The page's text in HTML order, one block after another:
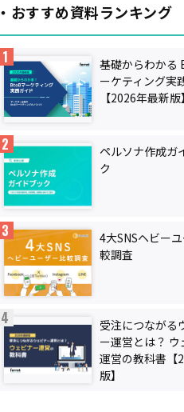
・おすすめ資料ランキング
基礎からわかる
ーケティング実
【2026年最新版】
ペルソナ作成ガ
ク
4大SNSヘビー
較調査
受注につながる
ー運営とは？ ウ
運営の教科書【
版】